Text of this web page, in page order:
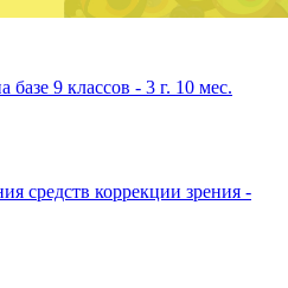
9 классов - 3 г. 10 мес.
средств коррекции зрения -